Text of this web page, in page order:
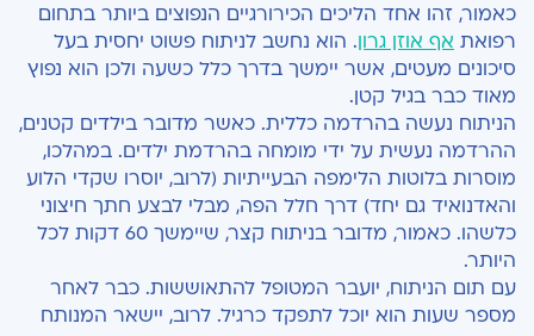
כאמור, זהו אחד הליכים הכירורגיים הנפוצים ביותר בתחום
רפואת אף אוזן גרון. הוא נחשב לניתוח פשוט יחסית בעל
סיכונים מעטים, אשר יימשך בדרך כלל כשעה ולכן הוא נפוץ
מאוד כבר בגיל קטן.
הניתוח נעשה בהרדמה כללית. כאשר מדובר בילדים קטנים,
ההרדמה נעשית על ידי מומחה בהרדמת ילדים. במהלכו,
מוסרות בלוטות הלימפה הבעייתיות (לרוב, יוסרו שקדי הלוע
והאדנואיד גם יחד) דרך חלל הפה, מבלי לבצע חתך חיצוני
כלשהו. כאמור, מדובר בניתוח קצר, שיימשך 60 דקות לכל
היותר.
עם תום הניתוח, יועבר המטופל להתאוששות. כבר לאחר
מספר שעות הוא יוכל לתפקד כרגיל. לרוב, יישאר המנותח